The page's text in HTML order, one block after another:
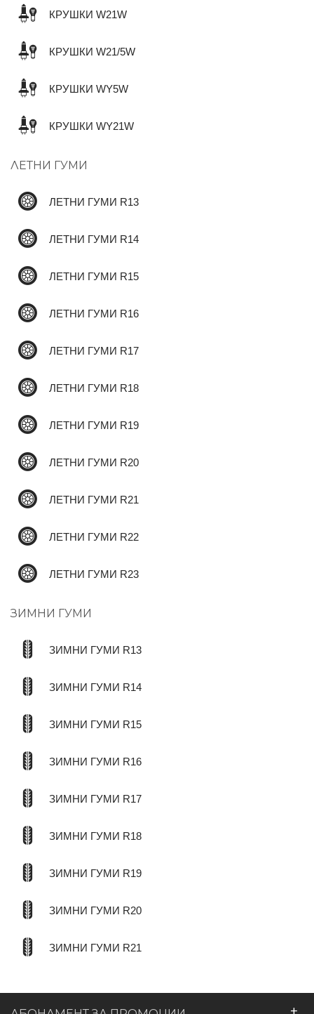
КРУШКИ W21W
КРУШКИ W21/5W
КРУШКИ WY5W
КРУШКИ WY21W
ЛЕТНИ ГУМИ
ЛЕТНИ ГУМИ R13
ЛЕТНИ ГУМИ R14
ЛЕТНИ ГУМИ R15
ЛЕТНИ ГУМИ R16
ЛЕТНИ ГУМИ R17
ЛЕТНИ ГУМИ R18
ЛЕТНИ ГУМИ R19
ЛЕТНИ ГУМИ R20
ЛЕТНИ ГУМИ R21
ЛЕТНИ ГУМИ R22
ЛЕТНИ ГУМИ R23
ЗИМНИ ГУМИ
ЗИМНИ ГУМИ R13
ЗИМНИ ГУМИ R14
ЗИМНИ ГУМИ R15
ЗИМНИ ГУМИ R16
ЗИМНИ ГУМИ R17
ЗИМНИ ГУМИ R18
ЗИМНИ ГУМИ R19
ЗИМНИ ГУМИ R20
ЗИМНИ ГУМИ R21